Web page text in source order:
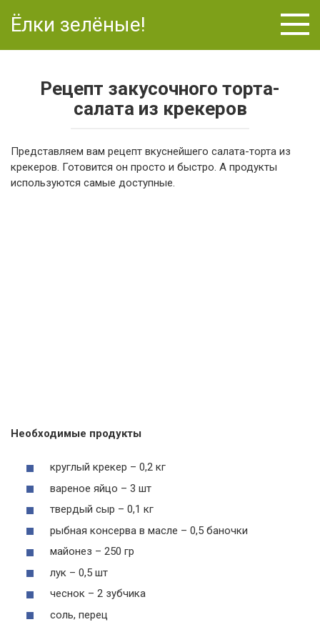
Ёлки зелёные!
Рецепт закусочного торта-
салата из крекеров
Представляем вам рецепт вкуснейшего салата-торта из
крекеров. Готовится он просто и быстро. А продукты
используются самые доступные.
Необходимые продукты
круглый крекер – 0,2 кг
вареное яйцо – 3 шт
твердый сыр – 0,1 кг
рыбная консерва в масле – 0,5 баночки
майонез – 250 гр
лук – 0,5 шт
чеснок – 2 зубчика
соль, перец